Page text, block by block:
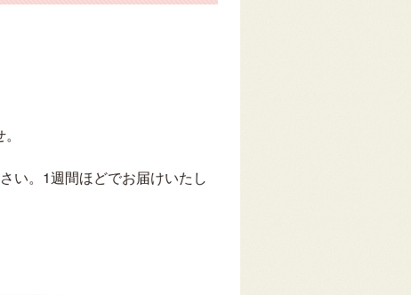
い。1週間ほどでお届けいたし